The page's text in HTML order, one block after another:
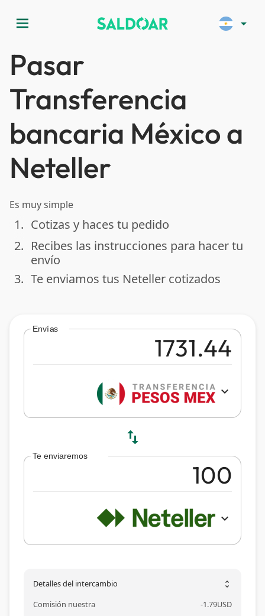
menu arrow_drop_down
Pasar
Transferencia
bancaria México a
Neteller
Es muy simple
done
1. Cotizas y haces tu pedido
done
2. Recibes las instrucciones para hacer tu
envío
done
3. Te enviamos tus Neteller cotizados
Envías
expand_more
swap_vert
Te enviaremos
expand_more
Detalles del intercambio unfold_more
Comisión nuestra -1.79USD